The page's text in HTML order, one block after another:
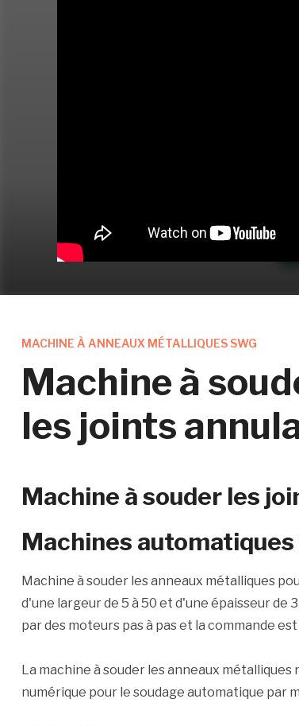
MACHINE À ANNEAUX MÉTALLIQUES SWG
Machine à
les joints
Machine à souder les
Machines
Machine à souder les anneaux métalliques
d'une largeur de 5 à 50 et d'une épaisseur
par des moteurs pas à pas et la commande
La machine à souder les anneaux
numérique pour le soudage automatique par